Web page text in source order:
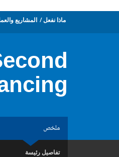
ماذا نفعل المشاريع
ملخص
تفاصيل رئيسة